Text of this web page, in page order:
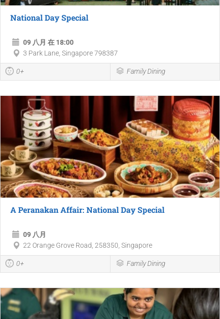
National Day Special
09 八月 在 18:00
3 Park Lane, Singapore 798387
0+ Family Dining
A Peranakan Affair: National Day Special
09 八月
22 Orange Grove Road, 258350, Singapore
0+ Family Dining